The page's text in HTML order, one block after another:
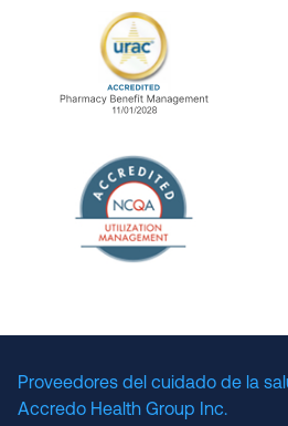
URAC Accredited
Proveedores del cuidado de la
Accredo Health Group Inc.